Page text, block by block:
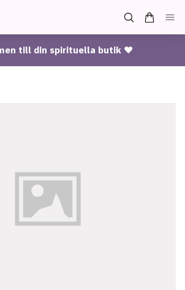
till din spirituella butik ♥